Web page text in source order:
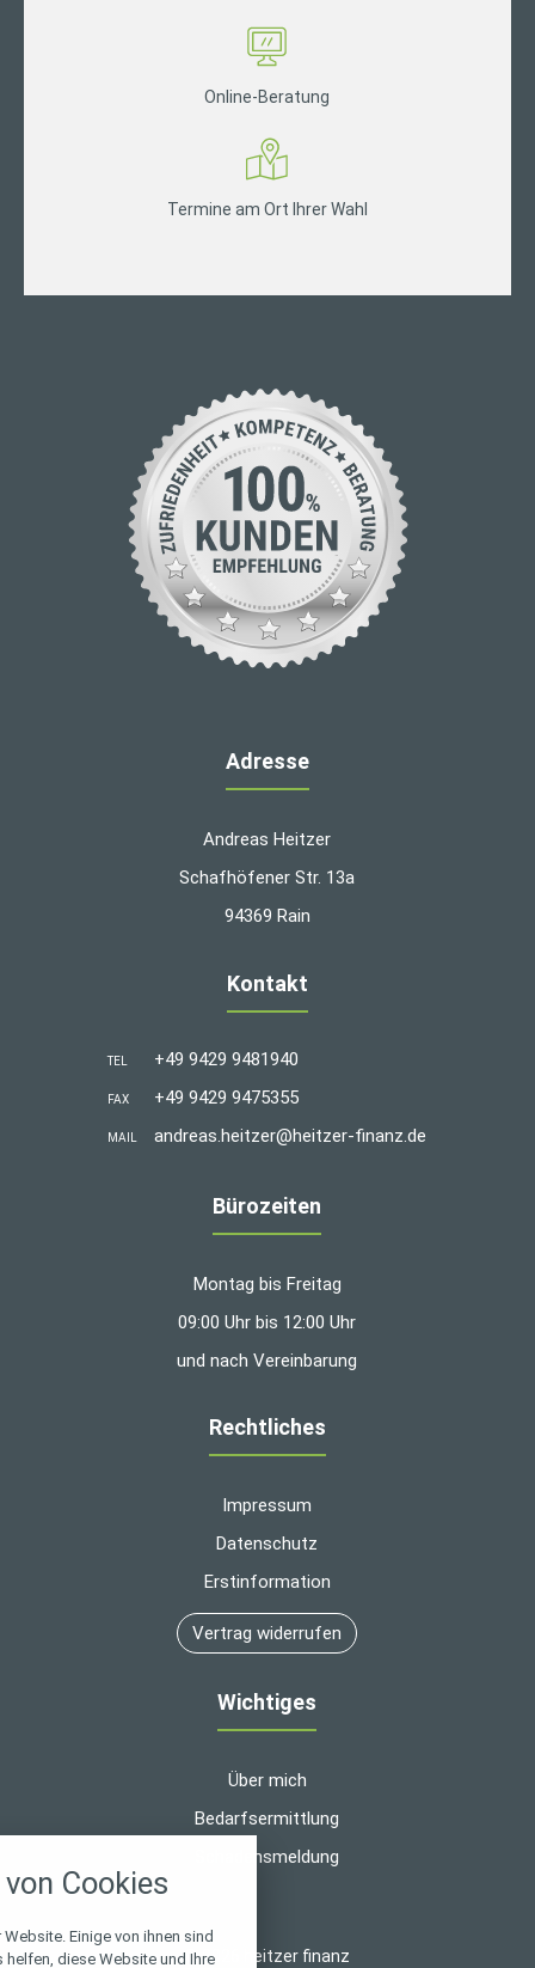
Online-Beratung
Termine am Ort Ihrer Wahl
Adresse
Andreas Heitzer
Schafhöfener Str. 13a
94369 Rain
Kontakt
TEL +49 9429 9481940
FAX +49 9429 9475355
MAIL andreas.heitzer@heitzer-finanz.de
Bürozeiten
Montag bis Freitag
09:00 Uhr bis 12:00 Uhr
und nach Vereinbarung
Rechtliches
Impressum
Datenschutz
Erstinformation
Vertrag widerrufen
Wichtiges
Über mich
Bedarfsermittlung
Schadensmeldung
© 2026 heitzer finanz
Cookies
Einige von ihnen sind
diese Website und Ihre
alle verwendeten Cookies und
zu blockieren.